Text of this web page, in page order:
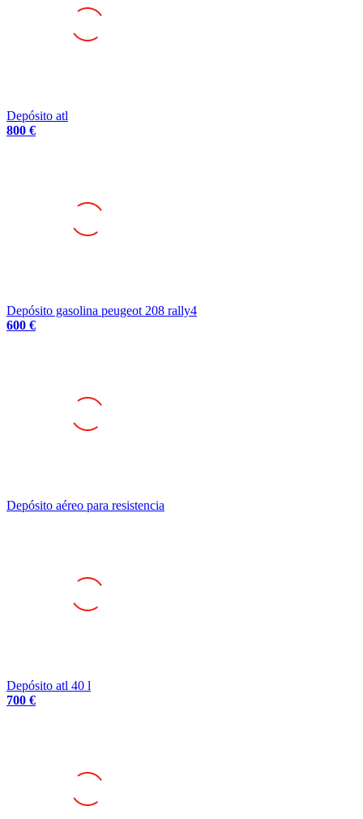
Depósito atl
800 €
Depósito gasolina peugeot 208 rally4
600 €
Depósito aéreo para resistencia
Depósito atl 40 l
700 €